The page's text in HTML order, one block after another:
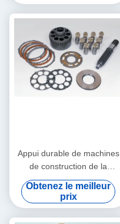
Appui durable de machines
de construction de la
réparation M5x130 de
pompe hydraulique
d'excavatrice
Obtenez le meilleur
prix